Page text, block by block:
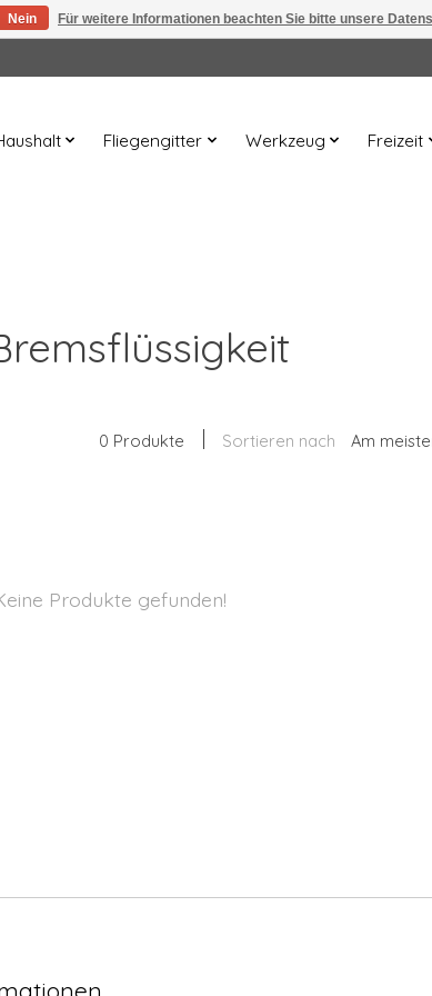
Fliegengitter Werkzeug Freizeit
0 Produkte Sortieren nach Am
Produkte gefunden!
Nein Für weitere Informationen beachten Sie bitte unsere